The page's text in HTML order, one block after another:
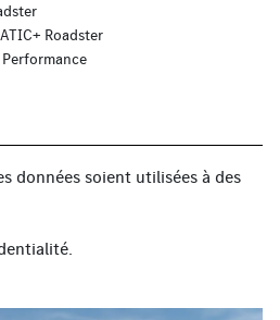
Roadster
Performance
données soient utilisées à des
.